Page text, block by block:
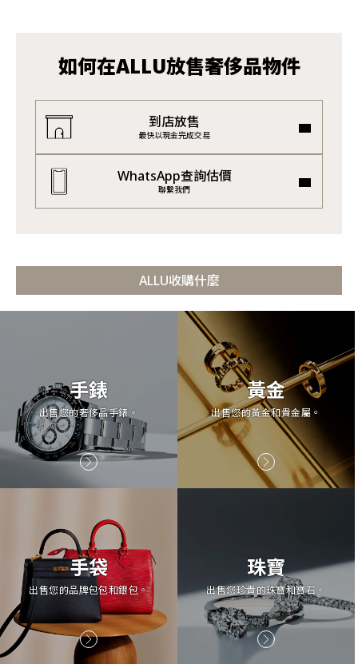
如何在ALLU放售奢侈品物件
到店放售
最快以現金完成交易
WhatsApp查詢估價
聯繫我們
ALLU收購什麼
手錶
出售您的奢侈品手錶。
黃金
出售您的黃金和貴金屬。
手袋
出售您的品牌包包和銀包。
珠寶
出售您珍貴的珠寶和寶石。